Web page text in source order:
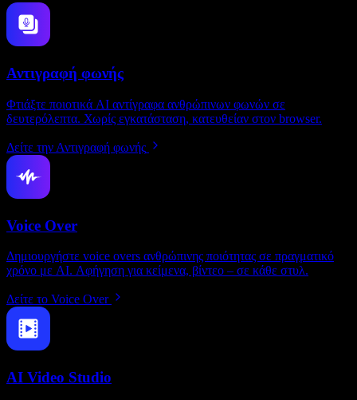
Αντιγραφή φωνής
Φτιάξτε ποιοτικά AI αντίγραφα ανθρώπινων φωνών σε
δευτερόλεπτα. Χωρίς εγκατάσταση, κατευθείαν στον browser.
Δείτε την Αντιγραφή φωνής
Voice Over
Δημιουργήστε voice overs ανθρώπινης ποιότητας σε πραγματικό
χρόνο με AI. Αφήγηση για κείμενα, βίντεο – σε κάθε στυλ.
Δείτε το Voice Over
AI Video Studio